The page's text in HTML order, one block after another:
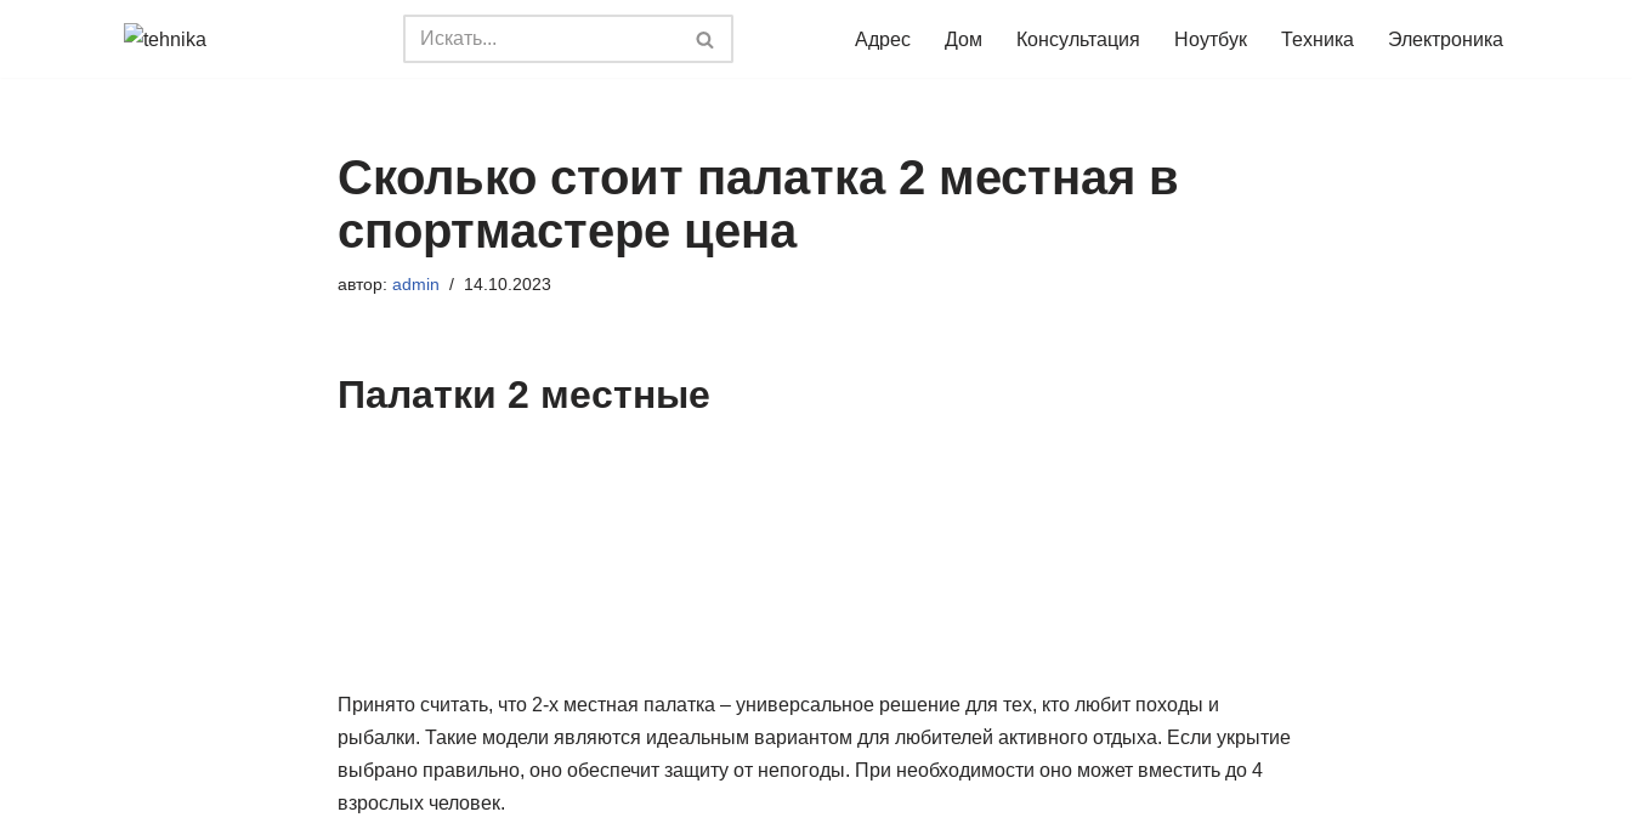
Адрес Дом Консультация Ноутбук Техника Электроника
Сколько стоит палатка 2 местная в
спортмастере цена
автор: admin 14.10.2023
Палатки 2 местные
Принято считать, что 2-х местная палатка – универсальное решение для тех, кто любит походы и
рыбалки. Такие модели являются идеальным вариантом для любителей активного отдыха. Если укрытие
выбрано правильно, оно обеспечит защиту от непогоды. При необходимости оно может вместить до 4
взрослых человек.